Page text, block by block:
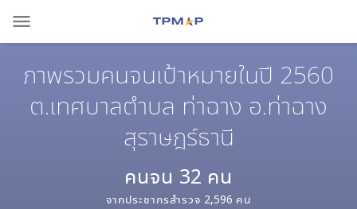
menu
ภาพรวมคนจนเป้าหมายในปี 2560
ต.เทศบาลตำบล ท่าฉาง อ.ท่าฉาง
สุราษฎร์ธานี
คนจน 32 คน
จากประชากรสำรวจ 2,596 คน